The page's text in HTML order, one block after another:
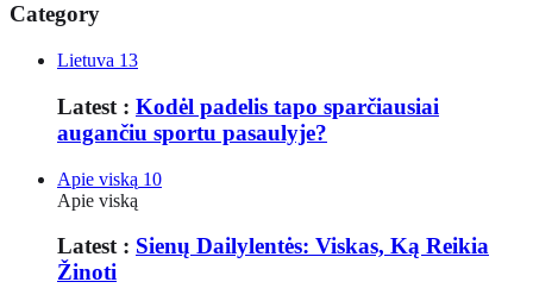
Category
Lietuva 13
Latest : Kodėl padelis tapo sparčiausiai
augančiu sportu pasaulyje?
Apie viską 10
Apie viską
Latest : Sienų Dailylentės: Viskas, Ką Reikia
Žinoti